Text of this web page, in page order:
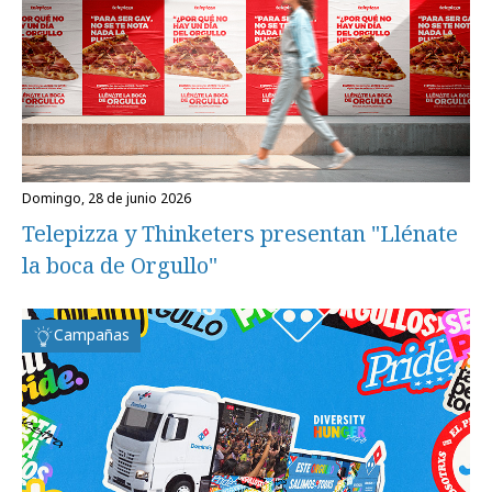
domingo, 28 de junio 2026
Telepizza y Thinketers presentan "Llénate
la boca de Orgullo"
Campañas